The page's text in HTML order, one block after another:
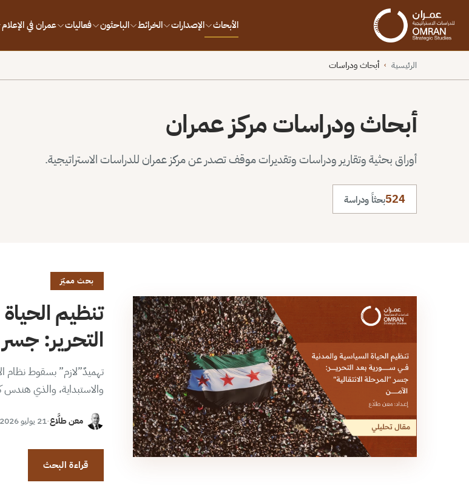
الأبحاث الإصدارات الخرائط الباحثون فعاليات عمران في الإعلام
الرئيسية › أبحاث ودراسات
أبحاث ودراسات مركز عمران
أوراق بحثية وتقارير ودراسات وتقديرات موقف تصدر عن مركز عمران للدراسات الاستراتيجية.
524بحثاً ودراسة
بحث مميّز
تنظيم
التحرير: جسر
تهميدٌ”لازم” بسقوط نظام
والاستبداية، والذي هندس
معن طلَّاع·21 يوليو 2026
قراءة البحث